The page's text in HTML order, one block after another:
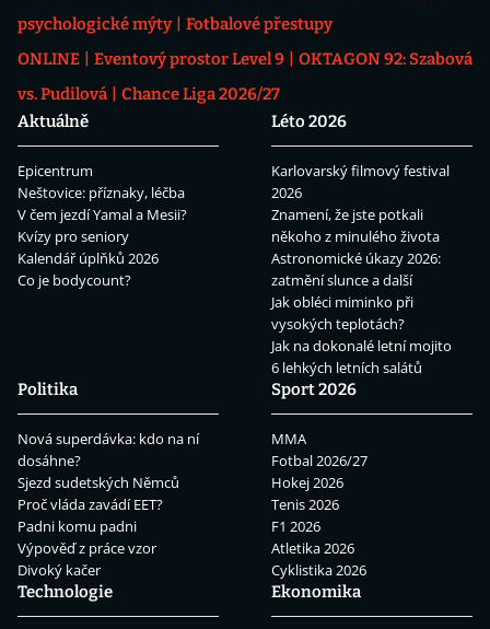
psychologické mýty
Fotbalové přestupy
ONLINE
Eventový prostor Level 9
OKTAGON 92: Szabová
vs. Pudilová
Chance Liga 2026/27
Aktuálně
Epicentrum
Neštovice: příznaky, léčba
V čem jezdí Yamal a Mesii?
Kvízy pro seniory
Kalendář úplňků 2026
Co je bodycount?
Léto 2026
Karlovarský filmový festival
2026
Znamení, že jste potkali
někoho z minulého života
Astronomické úkazy 2026:
zatmění slunce a další
Jak obléci miminko při
vysokých teplotách?
Jak na dokonalé letní mojito
6 lehkých letních salátů
Politika
Nová superdávka: kdo na ní
dosáhne?
Sjezd sudetských Němců
Proč vláda zavádí EET?
Padni komu padni
Výpověď z práce vzor
Divoký kačer
Sport 2026
MMA
Fotbal 2026/27
Hokej 2026
Tenis 2026
F1 2026
Atletika 2026
Cyklistika 2026
Technologie
Ekonomika